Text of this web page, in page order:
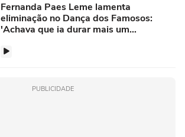
Fernanda Paes Leme lamenta
eliminação no Dança dos Famosos:
'Achava que ia durar mais um
PUBLICIDADE